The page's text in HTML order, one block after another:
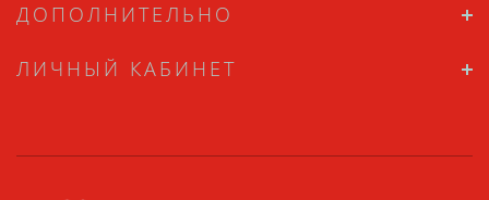
ДОПОЛНИТЕЛЬНО
ЛИЧНЫЙ КАБИНЕТ